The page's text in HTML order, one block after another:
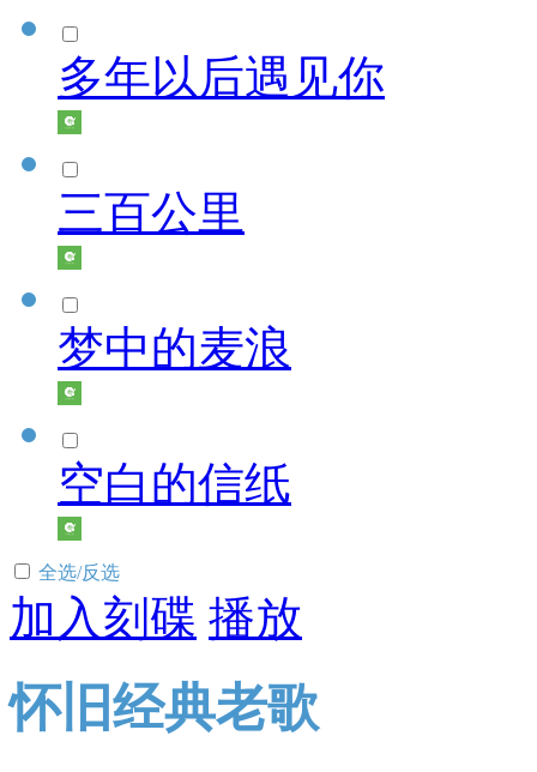
多年以后遇见你
三百公里
梦中的麦浪
空白的信纸
全选/反选
加入刻碟 播放
怀旧经典老歌